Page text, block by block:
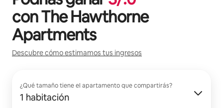
conThe Hawthorne
Apartments
Descubre cómo estimamos tus ingresos
¿Qué tamaño tiene el apartamento que compartirás?
1 habitación